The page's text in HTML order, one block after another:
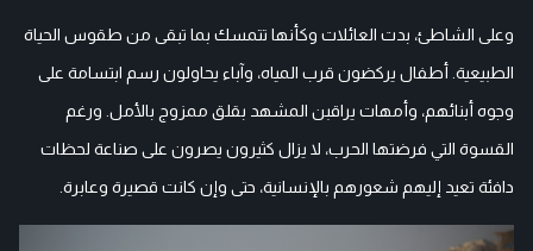
وعلى الشاطئ، بدت العائلات وكأنها تتمسك بما تبقى من طقوس الحياة
الطبيعية. أطفال يركضون قرب المياه، وآباء يحاولون رسم ابتسامة على
وجوه أبنائهم، وأمهات يراقبن المشهد بقلق ممزوج بالأمل. ورغم
القسوة التي فرضتها الحرب، لا يزال كثيرون يصرون على صناعة لحظات
دافئة تعيد إليهم شعورهم بالإنسانية، حتى وإن كانت قصيرة وعابرة.